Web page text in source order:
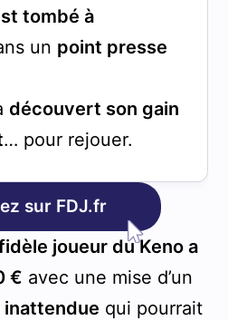
tombé à
un point presse
découvert son gain
… pour rejouer.
sur FDJ.fr
joueur du Keno a
€ avec une mise d’un
qui pourrait